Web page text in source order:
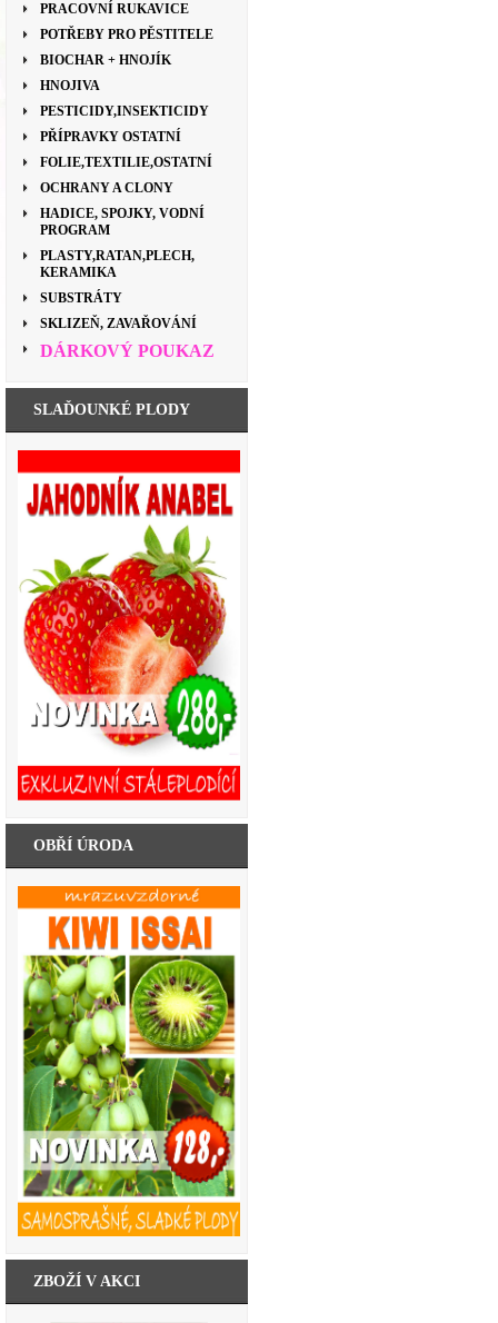
PRACOVNÍ RUKAVICE
POTŘEBY PRO PĚSTITELE
BIOCHAR + HNOJÍK
HNOJIVA
PESTICIDY,INSEKTICIDY
PŘÍPRAVKY OSTATNÍ
FOLIE,TEXTILIE,OSTATNÍ
OCHRANY A CLONY
HADICE, SPOJKY, VODNÍ
PROGRAM
PLASTY,RATAN,PLECH,
KERAMIKA
SUBSTRÁTY
SKLIZEŇ, ZAVAŘOVÁNÍ
DÁRKOVÝ POUKAZ
SLAĎOUNKÉ PLODY
OBŘÍ ÚRODA
ZBOŽÍ V AKCI